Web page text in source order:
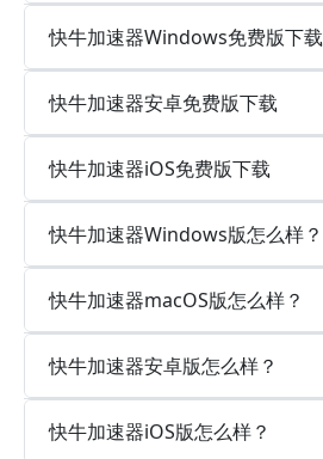
快牛加速器Windows免费版下载
快牛加速器安卓免费版下载
快牛加速器iOS免费版下载
快牛加速器Windows版怎么样？
快牛加速器macOS版怎么样？
快牛加速器安卓版怎么样？
快牛加速器iOS版怎么样？